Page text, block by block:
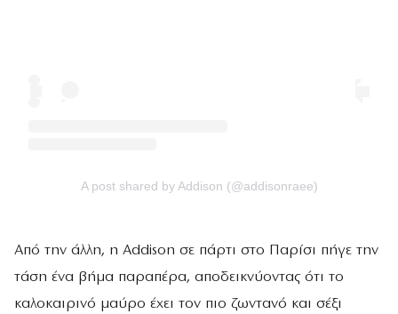
A post shared by Addison (@addisonraee)
Από την άλλη, η Addison σε πάρτι στο Παρίσι πήγε την
τάση ένα βήμα παραπέρα, αποδεικνύοντας ότι το
καλοκαιρινό μαύρο έχει τον πιο ζωντανό και σέξι